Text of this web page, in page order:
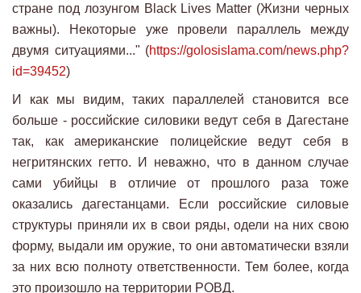
стране под лозунгом Black Lives Matter (Жизни черных
важны). Некоторые уже провели параллель между
двумя ситуациями..." (https://golosislama.com/news.php?
id=39452)
И как мы видим, таких параллелей становится все
больше - российские силовики ведут себя в Дагестане
так, как американские полицейские ведут себя в
негритянских гетто. И неважно, что в данном случае
сами убийцы в отличие от прошлого раза тоже
оказались дагестанцами. Если российские силовые
структуры приняли их в свои ряды, одели на них свою
форму, выдали им оружие, то они автоматически взяли
за них всю полноту ответственности. Тем более, когда
это произошло на территории РОВД.